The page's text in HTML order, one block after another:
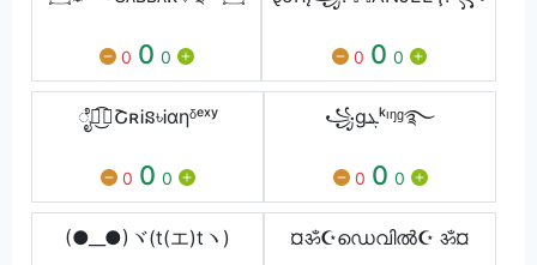
0 0 0 0 0 0
ೈ፝͜͡➳ՇʀᎥន৳Ꭵαηᵟᵉˣʸ
0 0 0
꧁gܔᵏᶦᵑᶢ࿐
0 0 0
(●__●)ヾ(t(エ)tヽ) ¤ॐ☪︎ഡെവിൽ☪︎ ॐ¤